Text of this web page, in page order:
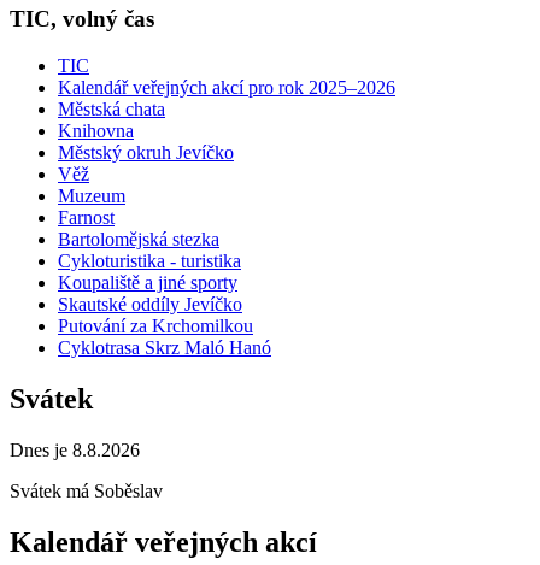
TIC, volný čas
TIC
Kalendář veřejných akcí pro rok 2025–2026
Městská chata
Knihovna
Městský okruh Jevíčko
Věž
Muzeum
Farnost
Bartolomějská stezka
Cykloturistika - turistika
Koupaliště a jiné sporty
Skautské oddíly Jevíčko
Putování za Krchomilkou
Cyklotrasa Skrz Maló Hanó
Svátek
Dnes je 8.8.2026
Svátek má Soběslav
Kalendář veřejných akcí